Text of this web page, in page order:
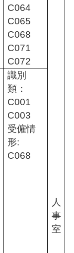
C064
C065
C068
C071
C072
識別
類：
C001
C003
受僱情
形:
C068
人
事
室